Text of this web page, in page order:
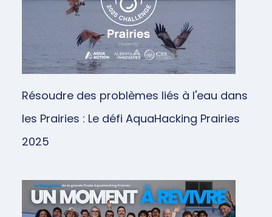
Résoudre des problèmes liés à l'eau dans
les Prairies : Le défi AquaHacking Prairies
2025